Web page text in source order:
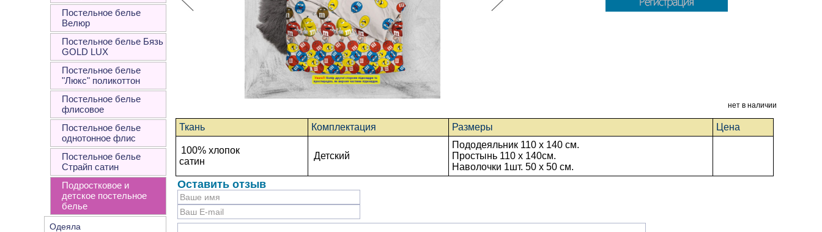
Постельное белье
Велюр
Постельное белье Бязь
GOLD LUX
Постельное белье
"Люкс" поликоттон
Постельное белье
флисовое
Постельное белье
однотонное флис
Постельное белье
Страйп сатин
Подростковое и
детское постельное
белье
Одеяла
нет в наличии
Ткань Комплектация Размеры Цена
100% хлопок
сатин
Детский
Пододеяльник 110 x 140 см.
Простынь 110 x 140см.
Наволочки 1шт. 50 х 50 см.
Оставить отзыв